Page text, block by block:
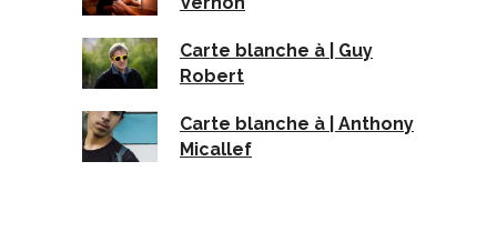
Carte blanche à | Guy
Robert
Carte blanche à | Anthony
Micallef